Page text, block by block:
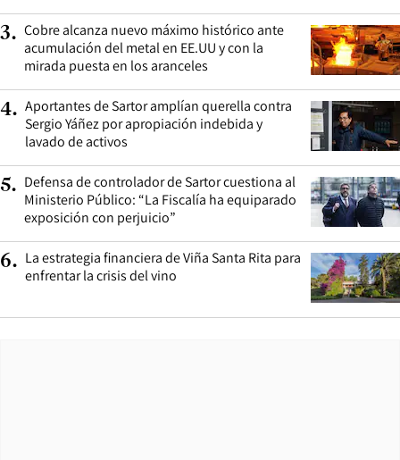
3. Cobre alcanza nuevo máximo histórico ante
acumulación del metal en EE.UU y con la
mirada puesta en los aranceles
4. Aportantes de Sartor amplían querella contra
Sergio Yáñez por apropiación indebida y
lavado de activos
5. Defensa de controlador de Sartor cuestiona al
Ministerio Público: “La Fiscalía ha equiparado
exposición con perjuicio”
6. La estrategia financiera de Viña Santa Rita para
enfrentar la crisis del vino